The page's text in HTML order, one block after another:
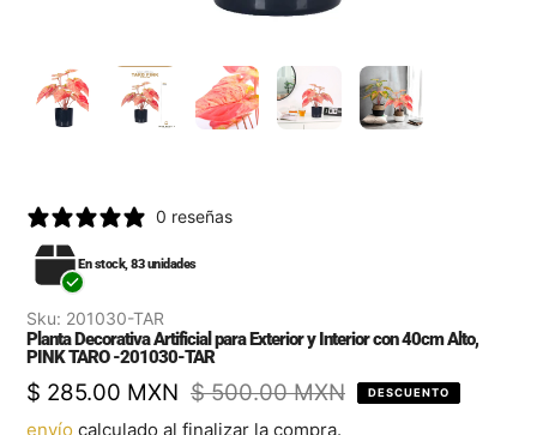
0 reseñas
En stock, 83 unidades
Sku: 201030-TAR
Planta Decorativa Artificial para Exterior y Interior con 40cm Alto,
PINK TARO -201030-TAR
Precio
de
$ 285.00 MXN
Precio
regular
$ 500.00 MXN DESCUENTO
envío calculado al finalizar la compra.